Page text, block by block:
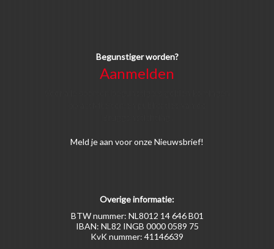
Begunstiger worden?
Aanmelden
Meld je aan voor onze Nieuwsbrief!
Overige informatie:
BTW nummer: NL8012 14 646 B01
IBAN: NL82 INGB 0000 0589 75
KvK nummer: 41146639